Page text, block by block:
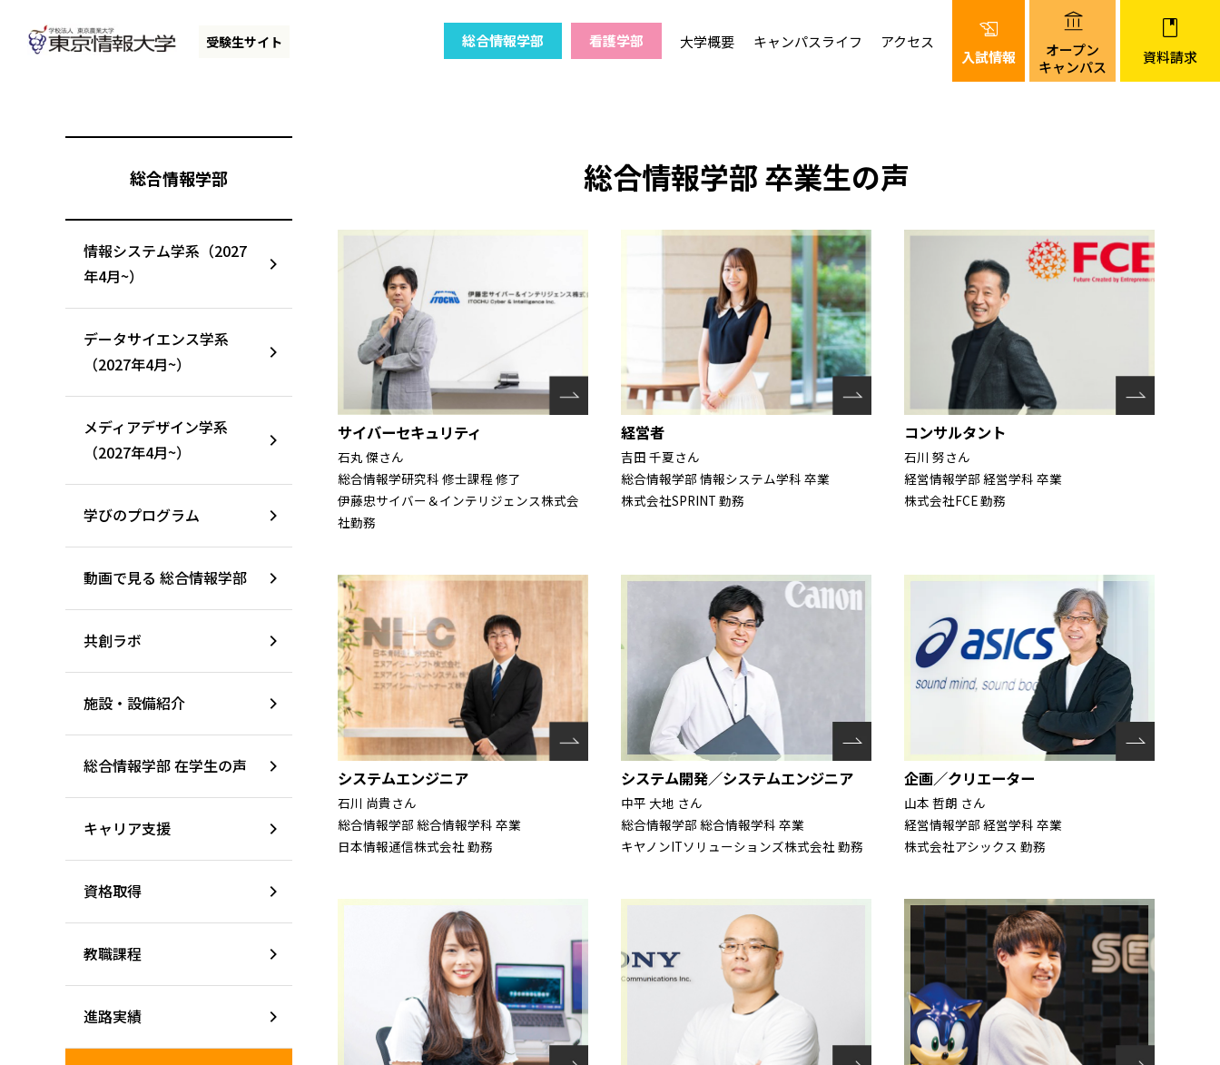
受験生サイト 総合情報学部 看護学部 大学概要 キャンパスライフ
アクセス
入試情報
オープン
キャンパス
資料請求
総合情報学部 卒業生の声
サイバーセキュリティ
石丸 傑さん
総合情報学研究科 修士課程 修了
伊藤忠サイバー＆インテリジェンス株式会
社勤務
経営者
吉田 千夏さん
総合情報学部 情報システム学科 卒業
株式会社SPRINT 勤務
コンサルタント
石川 努さん
経営情報学部 経営学科 卒業
株式会社FCE 勤務
システムエンジニア
石川 尚貴さん
総合情報学部 総合情報学科 卒業
日本情報通信株式会社 勤務
システム開発／システムエンジニア
中平 大地 さん
総合情報学部 総合情報学科 卒業
キヤノンITソリューションズ株式会社 勤務
企画／クリエーター
山本 哲朗 さん
経営情報学部 経営学科 卒業
株式会社アシックス 勤務
総合情報学部
情報システム学系（2027
年4月~）
データサイエンス学系
（2027年4月~）
メディアデザイン学系
（2027年4月~）
学びのプログラム
動画で見る 総合情報学部
共創ラボ
施設・設備紹介
総合情報学部 在学生の声
キャリア支援
資格取得
教職課程
進路実績